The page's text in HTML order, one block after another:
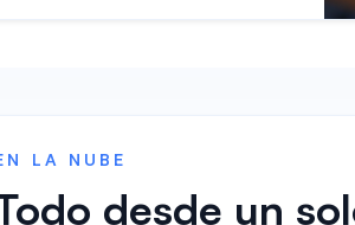
LA NUBE
desde un